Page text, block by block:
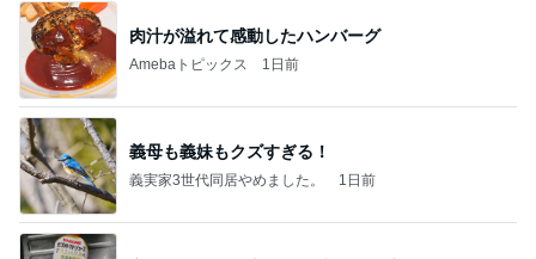
肉汁が溢れて感動したハンバーグ
Amebaトピックス 1日前
義母も義妹もクズすぎる！
義実家3世代同居やめました。 1日前